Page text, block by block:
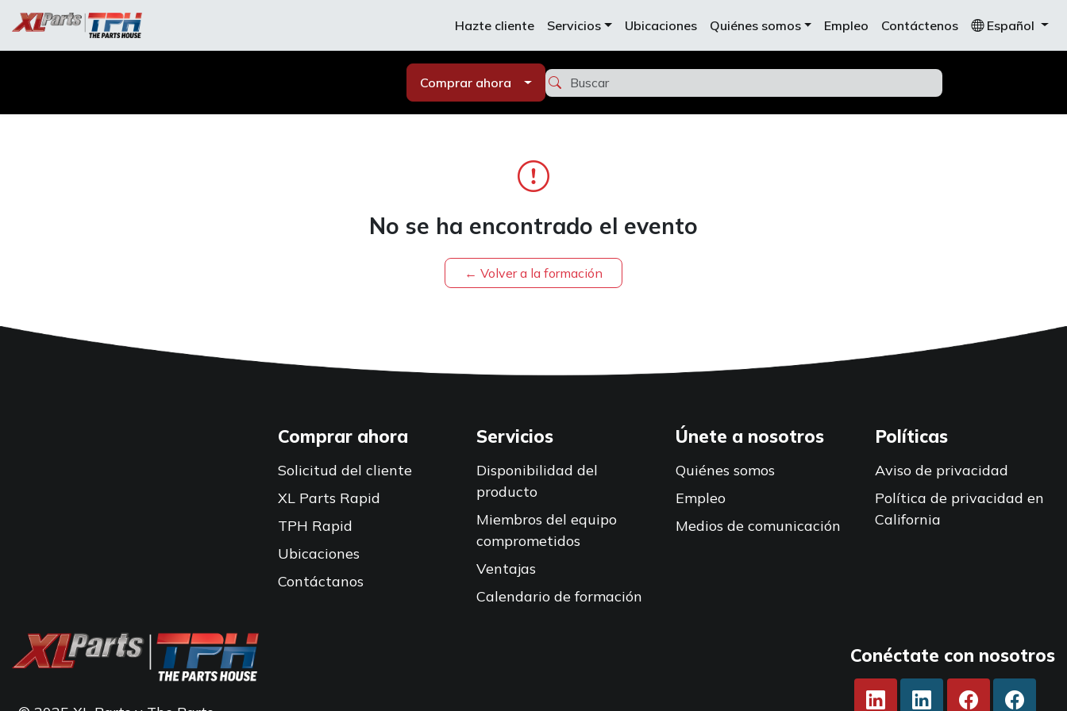
Hazte cliente Servicios Ubicaciones Quiénes somos Empleo Contáctenos Español
Comprar ahora
No se ha encontrado el evento
← Volver a la formación
Comprar ahora
Solicitud del cliente
XL Parts Rapid
TPH Rapid
Ubicaciones
Contáctanos
Servicios
Disponibilidad del
producto
Miembros del equipo
comprometidos
Ventajas
Calendario de formación
Únete a nosotros
Quiénes somos
Empleo
Medios de comunicación
Políticas
Aviso de privacidad
Política de privacidad en
California
Conéctate con nosotros